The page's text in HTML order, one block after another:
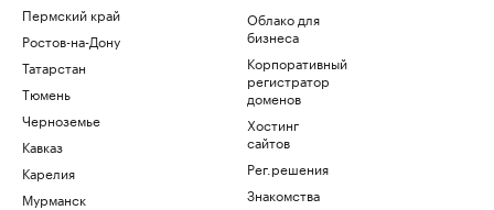
Пермский край
Ростов-на-Дону
Татарстан
Тюмень
Черноземье
Кавказ
Карелия
Мурманск
Облако для
бизнеса
Корпоративный
регистратор
доменов
Хостинг
сайтов
Рег.решения
Знакомства